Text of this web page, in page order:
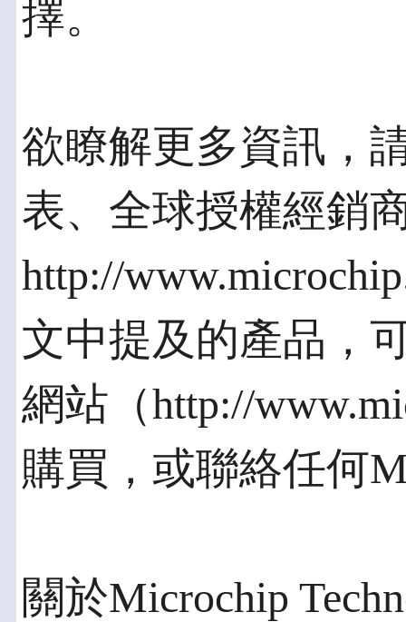
擇。
欲瞭解更多資訊，
表、全球授權經銷
http://
文中提及的產品，
網站（http://
購買，或聯絡任何
關於Microchip